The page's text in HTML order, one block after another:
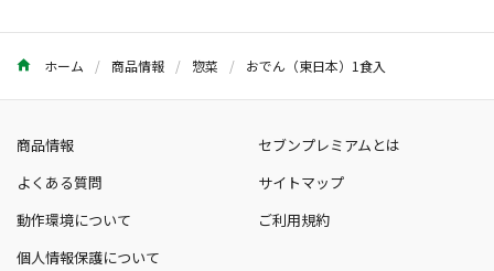
ホーム 商品情報 惣菜 おでん（東日本）1食入
商品情報
セブンプレミアムとは
よくある質問
サイトマップ
動作環境について
ご利用規約
個人情報保護について